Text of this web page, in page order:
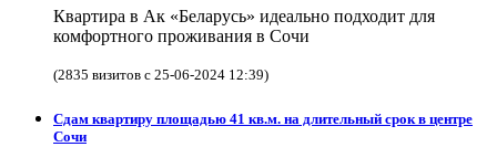
Квартира в Ак «Беларусь» идеально подходит для
комфортного проживания в Сочи
(2835 визитов с 25-06-2024 12:39)
Сдам квартиру площадью 41 кв.м. на длительный срок в центре
Сочи